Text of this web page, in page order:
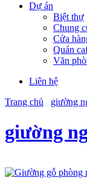
Dự án
Biệt thự
Chung
Cửa
Quán
Văn
Liên hệ
Trang chủ
giường
giường